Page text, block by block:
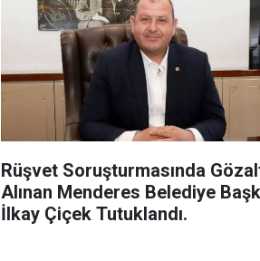
Rüşvet Soruşturmasında
Alınan Menderes Belediye
İlkay Çiçek Tutuklandı.